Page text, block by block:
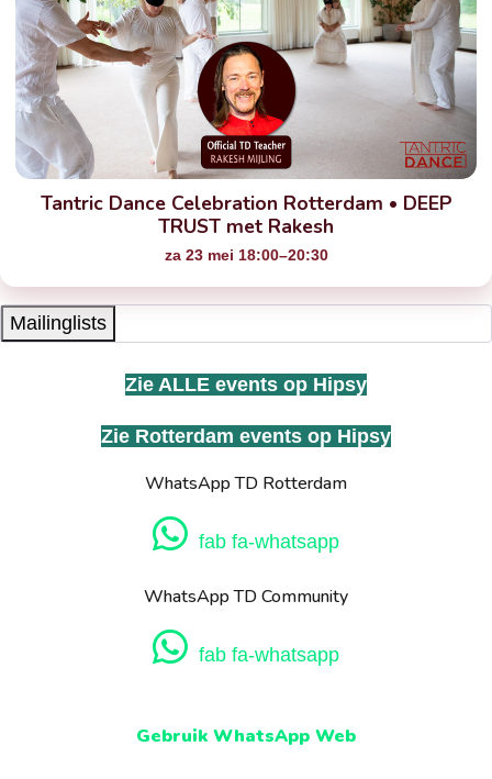
Tantric Dance Celebration Rotterdam • DEEP
TRUST met Rakesh
za 23 mei 18:00–20:30
Mailinglists
Zie ALLE events op Hipsy
Zie Rotterdam events op Hipsy
WhatsApp TD Rotterdam
fab fa-whatsapp
WhatsApp TD Community
fab fa-whatsapp
Gebruik WhatsApp Web